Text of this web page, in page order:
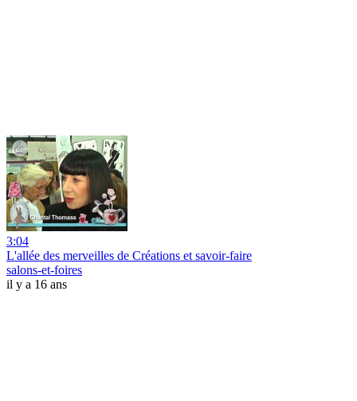
3:04
L'allée des merveilles de Créations et savoir-faire
salons-et-foires
il y a 16 ans